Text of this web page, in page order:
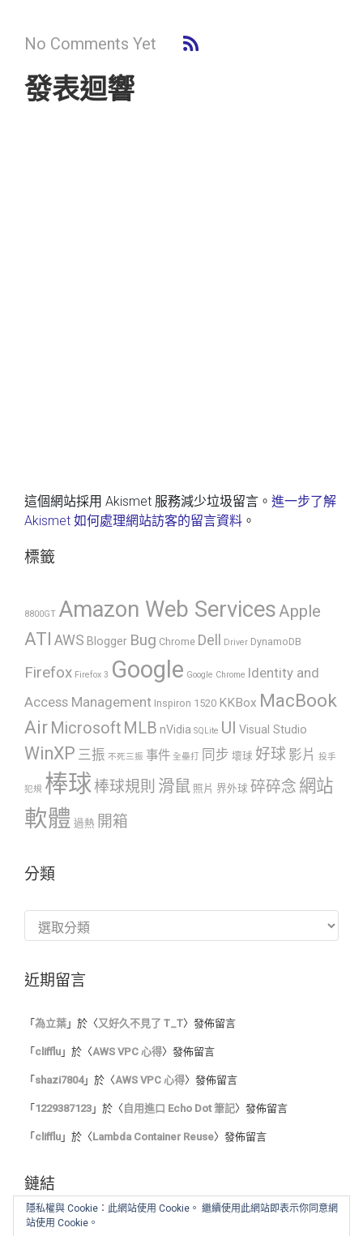
No Comments Yet
發表迴響
這個網站採用 Akismet 服務減少垃圾留言。 進一步了解
Akismet 如何處理網站訪客的留言資料 。
標籤
8800GT Amazon Web Services Apple
ATI AWS Blogger Bug Chrome Dell Driver DynamoDB
Firefox Firefox 3 Google Google Chrome Identity and
Access Management Inspiron 1520 KKBox MacBook
Air Microsoft MLB nVidia SQLite UI Visual Studio
WinXP 三振 不死三振 事件 全壘打 同步 壞球 好球 影片 投手
犯規 棒球 棒球規則 滑鼠 照片 界外球 碎碎念 網站
軟體 過熱 開箱
分類
近期留言
「 為立葉 」於〈又好久不見了 T_T〉發佈留言
「 clifflu 」於〈AWS VPC 心得〉發佈留言
「 shazi7804」於〈AWS VPC 心得〉發佈留言
「 1229387123 」於〈 自用進口 Echo Dot 筆記〉發佈留言
「 clifflu 」於〈Lambda Container Reuse〉發佈留言
鏈結
我的程式筆記
隱私權與 Cookie：此網站使用 Cookie。 繼續使用此網站即表示你同意網
站使用 Cookie。